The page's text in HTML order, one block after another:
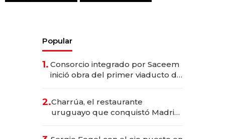
Popular
1. Consorcio integrado por Saceem
inició obra del primer viaducto de
millones
2.Charrúa, el restaurante
uruguayo que conquistó Madrid: